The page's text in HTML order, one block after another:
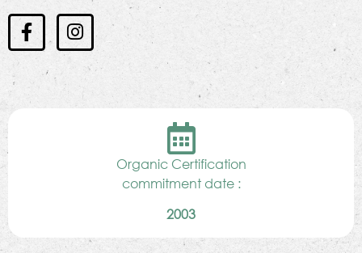
Organic Certification
commitment date :
2003